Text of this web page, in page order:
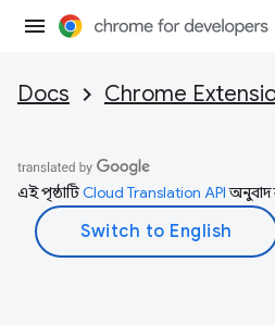
Docs Chrome
এই পৃষ্ঠাটিCloud Translation APIঅনুবাদ